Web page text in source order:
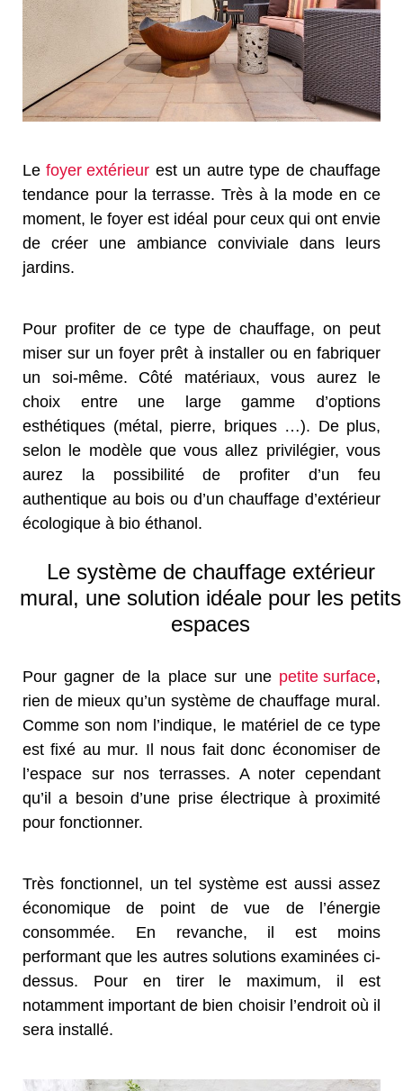
Lefoyer extérieur est un autre type de chauffage
tendance pour la terrasse. Très à la mode en ce
moment, le foyer est idéal pour ceux qui ont envie
de créer une ambiance conviviale dans leurs
jardins.
Pour profiter de ce type de chauffage, on peut
miser sur un foyer prêt à installer ou en fabriquer
un soi-même. Côté matériaux, vous aurez le
choix entre une large gamme d’options
esthétiques (métal, pierre, briques …). De plus,
selon le modèle que vous allez privilégier, vous
aurez la possibilité de profiter d’un feu
authentique au bois ou d’un chauffage d’extérieur
écologique à bio éthanol.
Le système de chauffage extérieur
mural, une solution idéale pour les petits
espaces
Pour gagner de la place sur une petite surface,
rien de mieux qu’un système de chauffage mural.
Comme son nom l’indique, le matériel de ce type
est fixé au mur. Il nous fait donc économiser de
l’espace sur nos terrasses. A noter cependant
qu’il a besoin d’une prise électrique à proximité
pour fonctionner.
Très fonctionnel, un tel système est aussi assez
économique de point de vue de l’énergie
consommée. En revanche, il est moins
performant que les autres solutions examinées ci-
dessus. Pour en tirer le maximum, il est
notamment important de bien choisir l’endroit où il
sera installé.